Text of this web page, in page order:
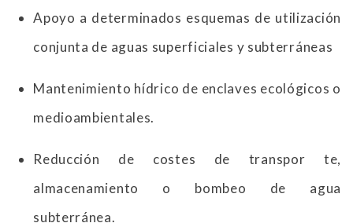
Apoyo a determinados esquemas de utilización
conjunta de aguas superficiales y subterráneas
Mantenimiento hídrico de enclaves ecológicos o
medioambientales.
Reducción de costes de transpor te,
almacenamiento o bombeo de agua
subterránea.